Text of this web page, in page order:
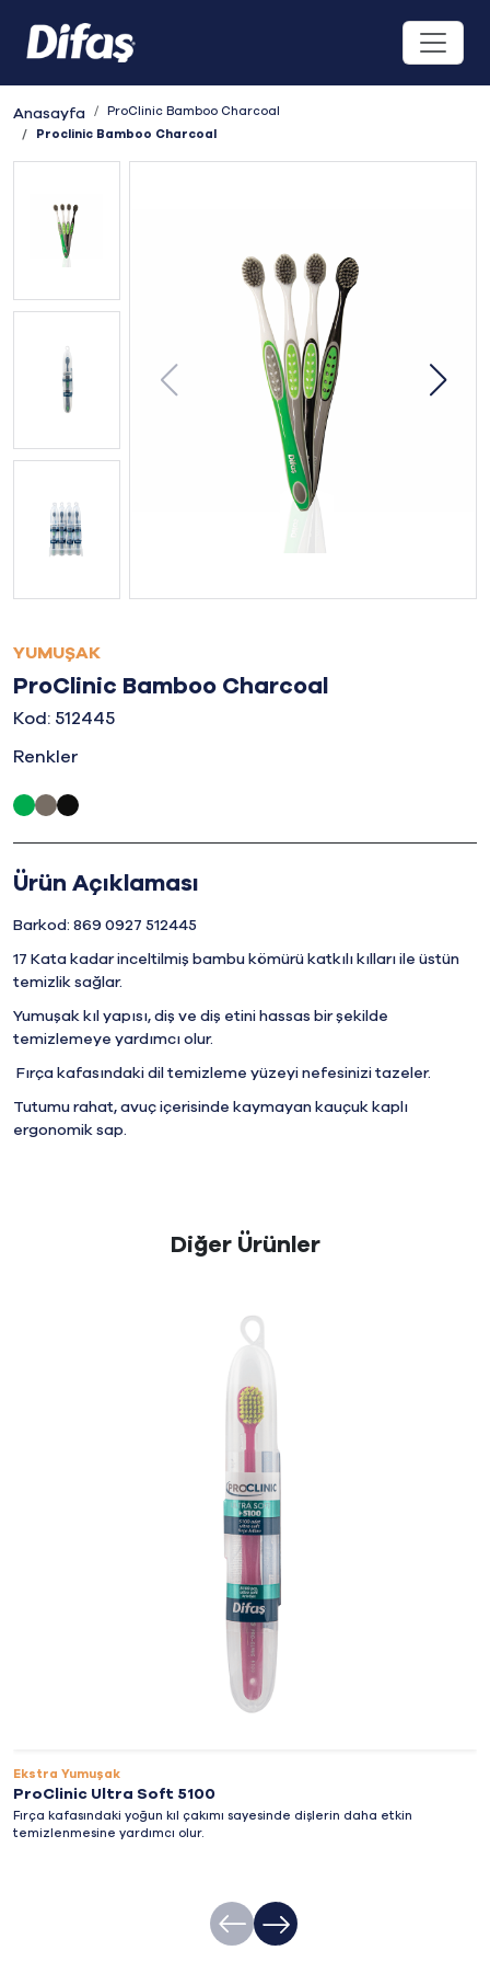
Anasayfa
ProClinic Bamboo Charcoal
Proclinic Bamboo Charcoal
YUMUŞAK
ProClinic Bamboo Charcoal
Kod: 512445
Renkler
Ürün Açıklaması
Barkod: 869 0927 512445
17 Kata kadar inceltilmiş bambu kömürü katkılı kılları ile üstün
temizlik sağlar.
Yumuşak kıl yapısı, diş ve diş etini hassas bir şekilde
temizlemeye yardımcı olur.
Fırça kafasındaki dil temizleme yüzeyi nefesinizi tazeler.
Tutumu rahat, avuç içerisinde kaymayan kauçuk kaplı
ergonomik sap.
Diğer Ürünler
Ekstra Yumuşak
ProClinic Ultra Soft 5100
Fırça kafasındaki yoğun kıl çakımı sayesinde dişlerin daha etkin
temizlenmesine yardımcı olur.